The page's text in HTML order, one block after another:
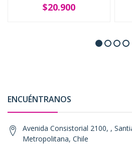
$20.900
ENCUÉNTRANOS
Avenida Consistorial 2100, ,
Metropolitana, Chile